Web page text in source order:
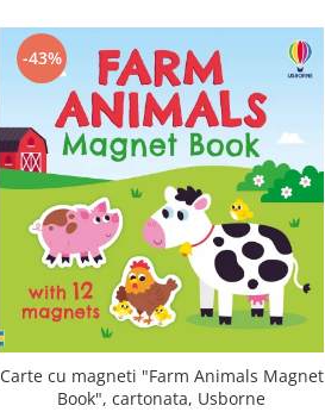
-43%
Carte cu magneti "Farm Animals Magnet
Book", cartonata, Usborne